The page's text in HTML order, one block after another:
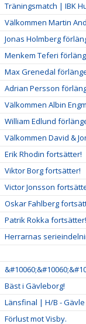
Träningsmatch | IBK
Välkommen Martin
Jonas Holmberg
Menkem Teferi
Max Grenedal
Adrian Persson
Välkommen Albin
William Edlund
Välkommen David &
Erik Rhodin fortsätter!
Viktor Borg fortsätter!
Victor Jonsson
Oskar Fahlberg
Patrik Rokka fortsätter!
Herrarnas
Bäst i Gävleborg!
Länsfinal | H/B - Gävle
Förlust mot Visby.